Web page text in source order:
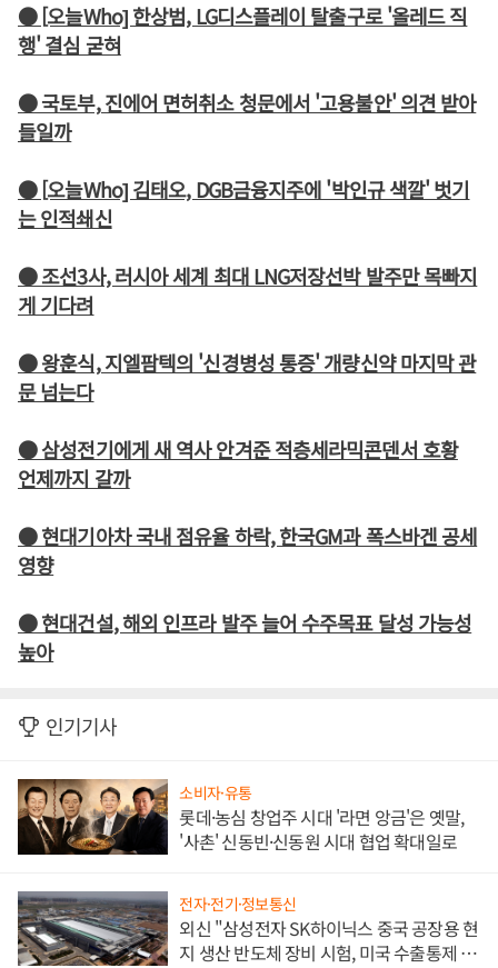
● [오늘Who] 한상범, LG디스플레이 탈출구로 '올레드 직
행' 결심 굳혀
● 국토부, 진에어 면허취소 청문에서 '고용불안' 의견 받아
들일까
● [오늘Who] 김태오, DGB금융지주에 '박인규 색깔' 벗기
는 인적쇄신
● 조선3사, 러시아 세계 최대 LNG저장선박 발주만 목빠지
게 기다려
● 왕훈식, 지엘팜텍의 '신경병성 통증' 개량신약 마지막 관
문 넘는다
● 삼성전기에게 새 역사 안겨준 적층세라믹콘덴서 호황
언제까지 갈까
● 현대기아차 국내 점유율 하락, 한국GM과 폭스바겐 공세
영향
● 현대건설, 해외 인프라 발주 늘어 수주목표 달성 가능성
높아
인기기사
소비자·유통
롯데·농심 창업주 시대 '라면 앙금'은 옛말,
'사촌' 신동빈·신동원 시대 협업 확대일로
전자·전기·정보통신
외신 "삼성전자 SK하이닉스 중국 공장용 현
지 생산 반도체 장비 시험, 미국 수출통제 대